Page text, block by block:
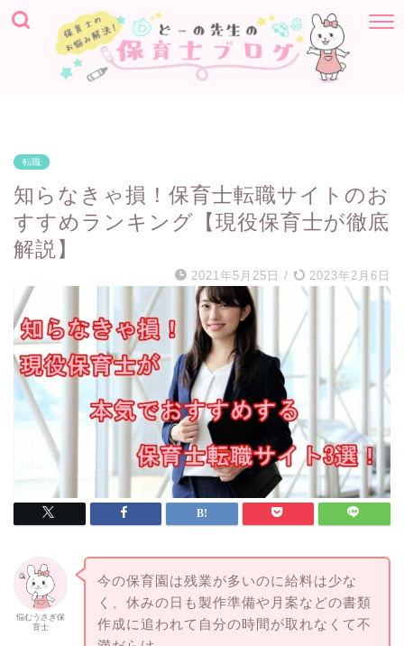
転職
知らなきゃ損！保育士転職サイトのお
すすめランキング【現役保育士が徹底
解説】
2021年5月25日 / 2023年2月6日
悩むうさぎ保
育士
今の保育園は残業が多いのに給料は少な
く、休みの日も製作準備や月案などの書類
作成に追われて自分の時間が取れなくて不